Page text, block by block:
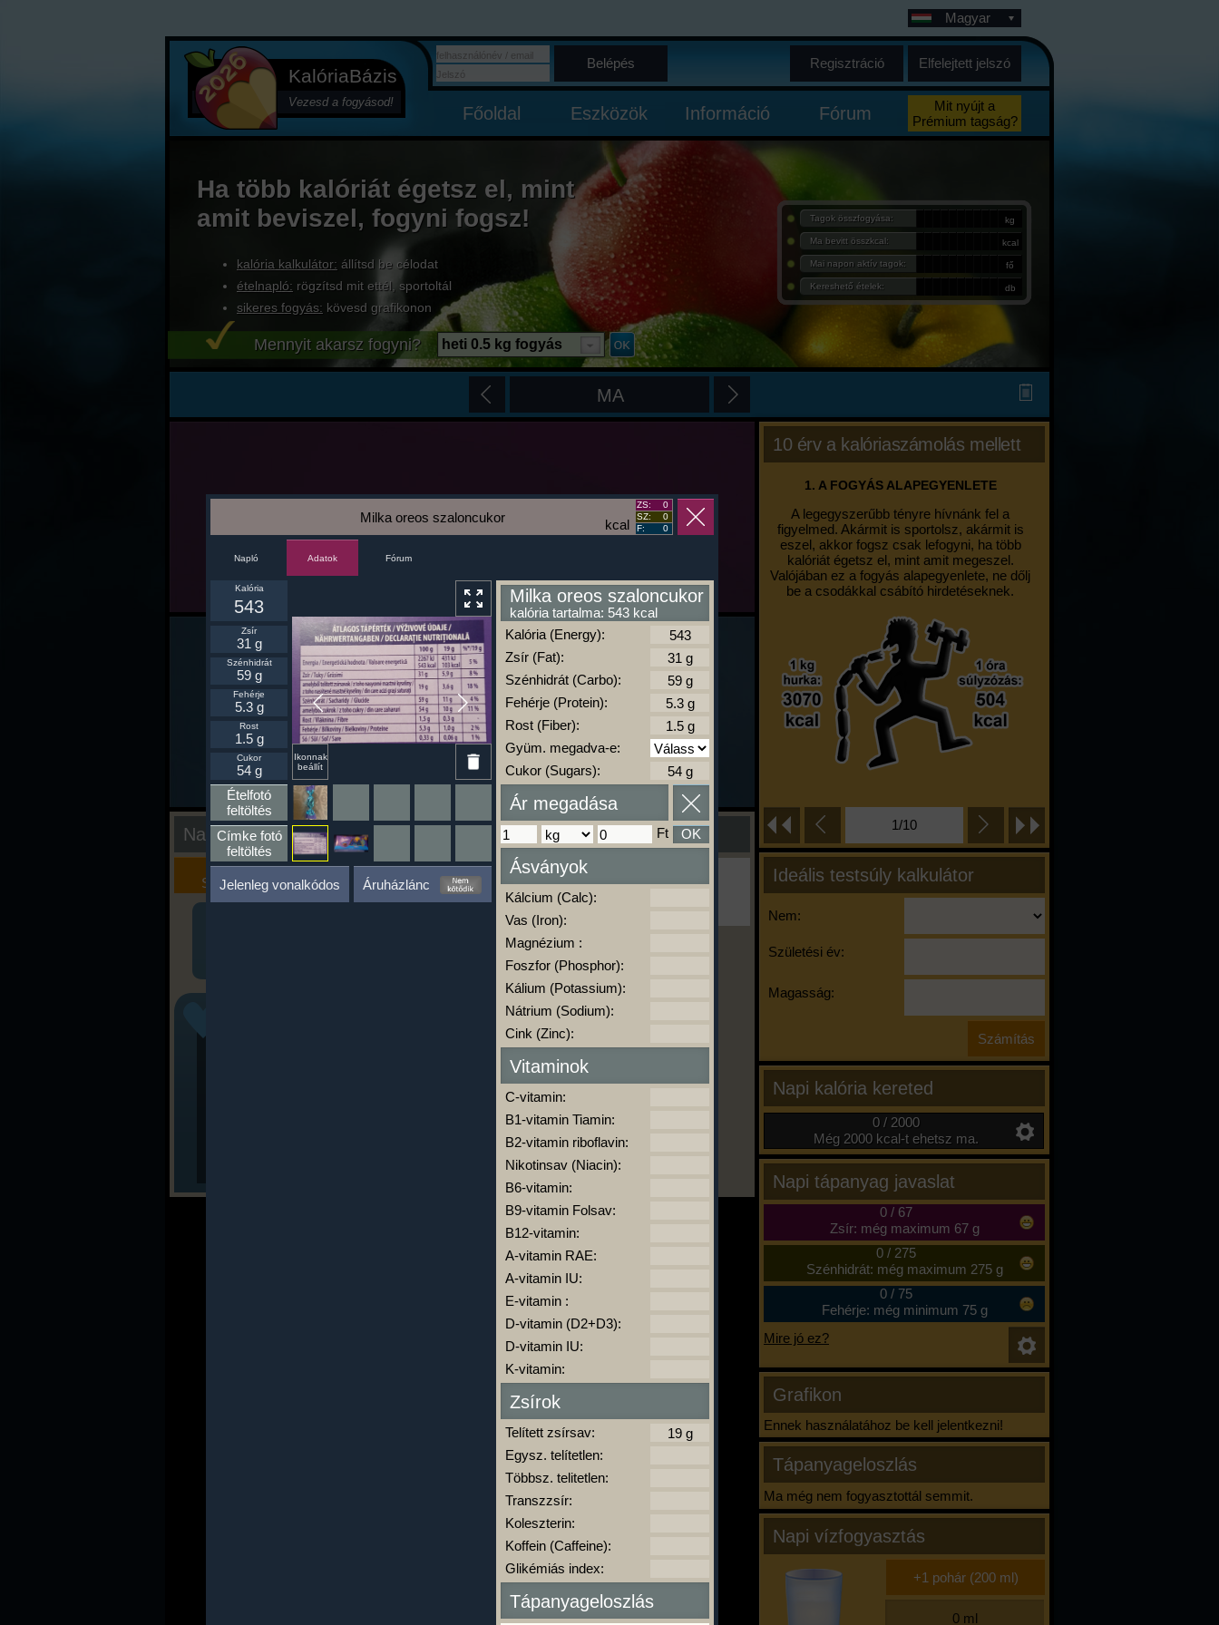
KalóriaBázis
Vezesd a fogyásod!
Magyar
Belépés Regisztráció Elfelejtett jelszó
Főoldal Eszközök Információ Fórum
Mit nyújt a
Prémium tagság?
Ha több kalóriát égetsz el, mint
amit beviszel, fogyni fogsz!
kalória kalkulátor: állítsd be célodat
ételnapló: rögzítsd mit ettél, sportoltál
sikeres fogyás: kövesd grafikonon
Tagok összfogyása: kg
Ma bevitt összkcal: kcal
Mai napon aktív tagok: fő
Kereshető ételek: db
Mennyit akarsz fogyni? heti 0.5 kg fogyás
MA
10 érv a kalóriaszámolás mellett
1. A FOGYÁS ALAPEGYENLETE
A legegyszerűbb tényre hívnánk fel a
figyelmed. Akármit is sportolsz, akármit is
eszel, akkor fogsz csak lefogyni, ha több
kalóriát égetsz el, mint amit megeszel.
Valójában ez a fogyás alapegyenlete, ne dőlj
be a csodákkal csábító hirdetéseknek.
1/10
Ideális testsúly kalkulátor
Nem:
Születési év:
Magasság:
Napi kalória kereted
0 / 2000
Még 2000 kcal-t ehetsz ma.
Napi tápanyag javaslat
0/ 67
Zsír: még maximum 67 g
0/ 275
Szénhidrát: még maximum 275 g
0/ 75
Fehérje: még minimum 75 g
Mire jó ez?
Grafikon
Ennek használatához be kell jelentkezni!
Tápanyageloszlás
Ma még nem fogyasztottál semmit.
Napi vízfogyasztás
Nap kiértékelése
Kalória
Szimulátor
Szöveges
Értékelés
Ha ma már nem eszel/sportolsz többet,
kattints a kiértékelésre!
A Kalória Szimulátor Prémium funkció.
-
kcal
Milka oreos szaloncukor
ZS:
0
SZ:
0
F:
0
Napló Adatok Fórum
Ikonnak
beállít
Kalória
543
Zsír
31 g
Szénhidrát
59 g
Fehérje
5.3 g
Rost
1.5 g
Cukor
54 g
Ételfotó
feltöltés
Címke fotó
feltöltés
Jelenleg vonalkódos Áruházlánc
Milka oreos szaloncukor
kalória tartalma: 543 kcal
Kalória (Energy):
Zsír (Fat):
Szénhidrát (Carbo):
Fehérje (Protein):
Rost (Fiber):
Gyüm. megadva-e:
Cukor (Sugars):
Ár megadása
Ft OK
Ásványok
Kálcium (Calc):
Vas (Iron):
Magnézium :
Foszfor (Phosphor):
Kálium (Potassium):
Nátrium (Sodium):
Cink (Zinc):
Vitaminok
C-vitamin:
B1-vitamin Tiamin:
B2-vitamin riboflavin:
Nikotinsav (Niacin):
B6-vitamin:
B9-vitamin Folsav:
B12-vitamin:
A-vitamin RAE:
A-vitamin IU:
E-vitamin :
D-vitamin (D2+D3):
D-vitamin IU:
K-vitamin:
Zsírok
Telített zsírsav:
Egysz. telítetlen:
Többsz. telitetlen:
Transzzsír:
Koleszterin:
Koffein (Caffeine):
Glikémiás index:
Tápanyageloszlás